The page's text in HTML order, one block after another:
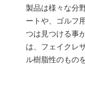
製品は様々な分
ートや、ゴルフ
つは見つける事
は、フェイクレ
ル樹脂性のもの